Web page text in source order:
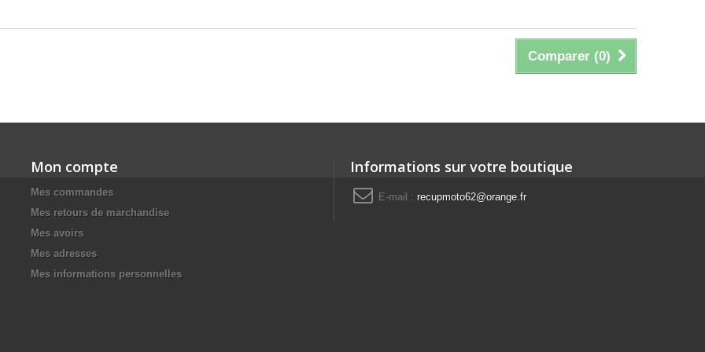
Comparer (0)
Mon compte
Mes commandes
Mes retours de marchandise
Mes avoirs
Mes adresses
Mes informations personnelles
Informations sur votre boutique
E-mail : recupmoto62@orange.fr